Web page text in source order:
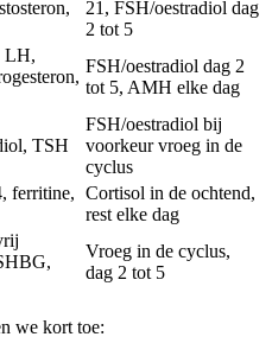
21, FSH/oestradiol dag
2 tot 5
LH,
FSH/oestradiol dag 2
tot 5, AMH elke dag
TSH
FSH/oestradiol bij
voorkeur vroeg in de
cyclus
ferritine, Cortisol in de ochtend,
rest elke dag
Vroeg in de cyclus,
dag 2 tot 5
we kort toe: